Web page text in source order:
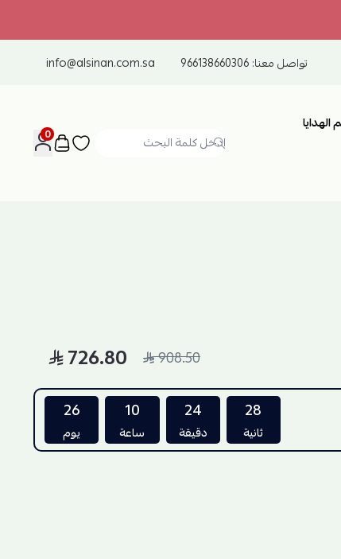
تواصل معنا:966138660306
info@alsinan.com.sa
0
908.50
726.80
27
ثانية
24
دقيقة
10
ساعة
26
يوم